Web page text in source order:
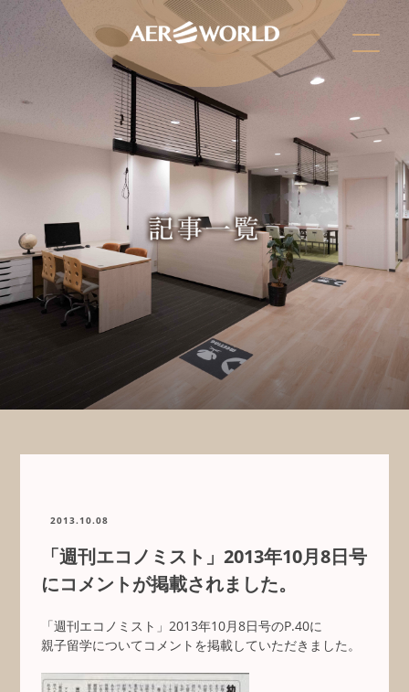
2013.10.08
「週刊エコノミスト」2013年10月8日号
にコメントが掲載されました。
「週刊エコノミスト」2013年10月8日号のP.40に
親子留学についてコメントを掲載していただきました。